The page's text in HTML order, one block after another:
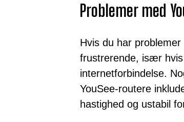
Problemer med
Hvis du har
frustrerende, især
internetforbindelse.
YouSee-routere
hastighed og ustabil